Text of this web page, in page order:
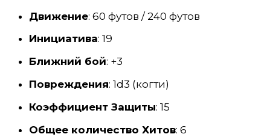
Движение: 60 футов / 240 футов
Инициатива: 19
Ближний бой: +3
Повреждения: 1d3 (когти)
Коэффициент Защиты: 15
Общее количество Хитов: 6